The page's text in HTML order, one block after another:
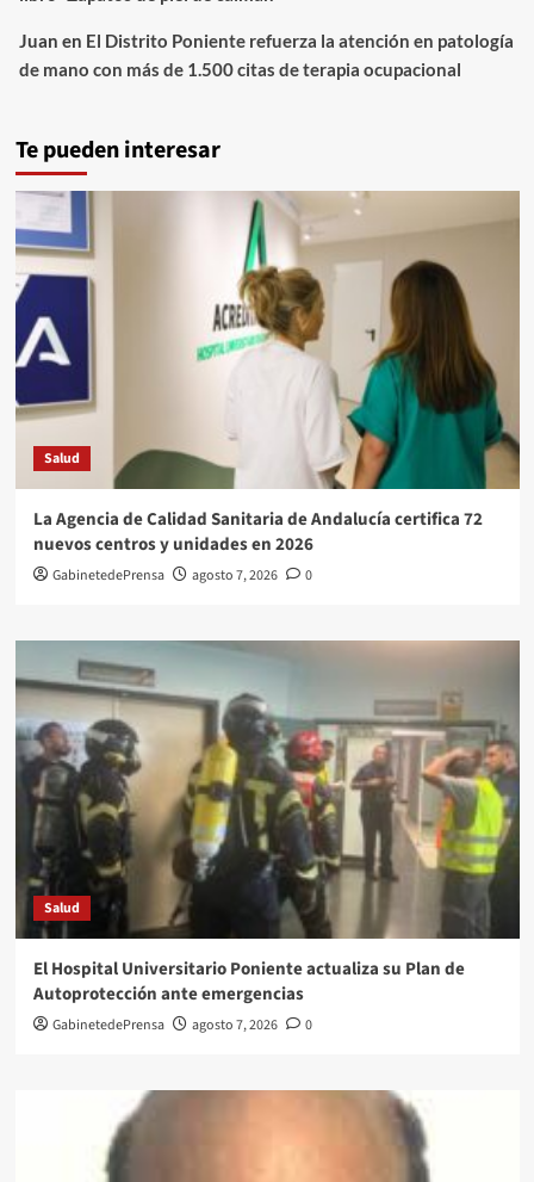
Juan en El Distrito Poniente refuerza la atención en patología
de mano con más de 1.500 citas de terapia ocupacional
Te pueden interesar
Salud
La Agencia de Calidad Sanitaria de Andalucía certifica 72
nuevos centros y unidades en 2026
GabinetedePrensa agosto 7, 2026 0
Salud
El Hospital Universitario Poniente actualiza su Plan de
Autoprotección ante emergencias
GabinetedePrensa agosto 7, 2026 0